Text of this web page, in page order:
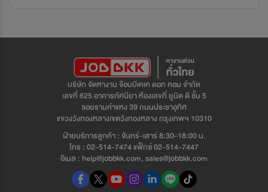
บริษัท จัดหางาน จ๊อบบีเคเค ดอท คอม จำกัด
เลขที่ 625 อาคารทัศนียา ห้องเลขที่ ยูนิต ดี ชั้น 5
ซอยรามคำแหง 39 ถนนประชาอุทิศ
แขวงวังทองหลางเขตวังทองหลาง กรุงเทพฯ 10310
ฝ่ายบริการลูกค้า : จันทร์-เสาร์ 8:30-18:00 น.
โทร : 02-514-7474 แฟ็กซ์ 02-514-7447
อีเมล : help@jobbkk.com, sales@jobbkk.com